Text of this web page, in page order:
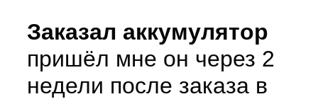
Заказал аккумулятор
пришёл мне он через 2
недели после заказа в